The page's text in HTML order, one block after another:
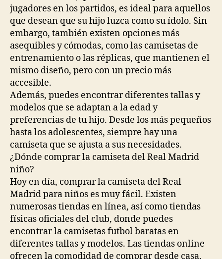
jugadores en los partidos, es ideal para aquellos
que desean que su hijo luzca como su ídolo. Sin
embargo, también existen opciones más
asequibles y cómodas, como las camisetas de
entrenamiento o las réplicas, que mantienen el
mismo diseño, pero con un precio más
accesible.
Además, puedes encontrar diferentes tallas y
modelos que se adaptan a la edad y
preferencias de tu hijo. Desde los más pequeños
hasta los adolescentes, siempre hay una
camiseta que se ajusta a sus necesidades.
¿Dónde comprar la camiseta del Real Madrid
niño?
Hoy en día, comprar la camiseta del Real
Madrid para niños es muy fácil. Existen
numerosas tiendas en línea, así como tiendas
físicas oficiales del club, donde puedes
encontrar la camisetas futbol baratas en
diferentes tallas y modelos. Las tiendas online
ofrecen la comodidad de comprar desde casa,